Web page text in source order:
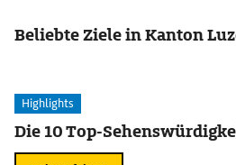
Beliebte Ziele in Kanton
Highlights
Die 10 Top-